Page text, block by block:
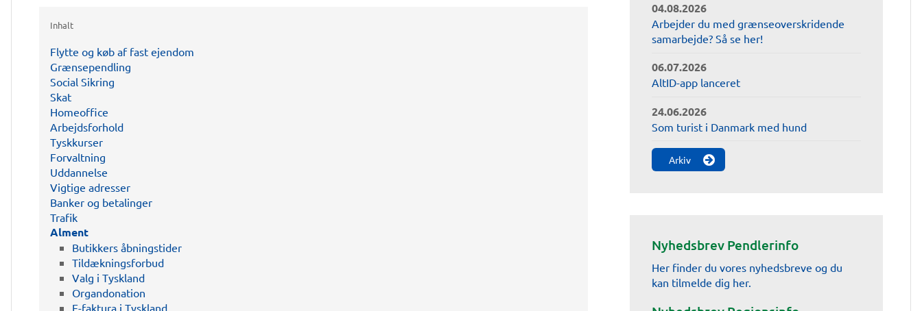
Inhalt
Flytte og køb af fast ejendom
Grænsependling
Social Sikring
Skat
Homeoffice
Arbejdsforhold
Tyskkurser
Forvaltning
Uddannelse
Vigtige adresser
Banker og betalinger
Trafik
Alment
Butikkers åbningstider
Tildækningsforbud
Valg i Tyskland
Organdonation
E-faktura i Tyskland
04.08.2026
Arbejder du med grænseoverskridende
samarbejde? Så se her!
06.07.2026
AltID-app lanceret
24.06.2026
Som turist i Danmark med hund
Arkiv
Nyhedsbrev Pendlerinfo
Her finder du vores nyhedsbreve og du
kan tilmelde dig her.